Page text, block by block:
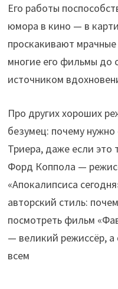
Его работы
юмора в кино — в
проскакивают
многие его фильмы до
источником
Про других хороших
безумец: почему
Триера, даже если это
Форд Коппола —
«Апокалипсиса
авторский стиль:
посмотреть фильм
— великий режиссёр,
всем